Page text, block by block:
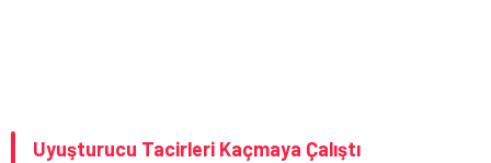
Uyuşturucu Tacirleri Kaçmaya Çalıştı